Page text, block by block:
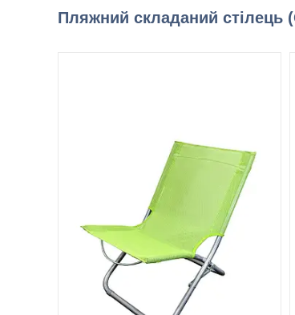
Пляжний складаний стілець